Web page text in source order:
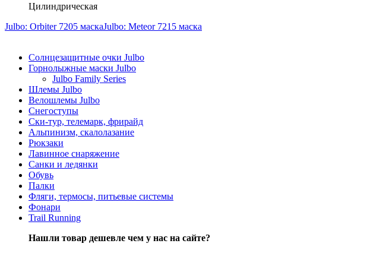
Цилиндрическая
Julbo: Orbiter 7205 маскаJulbo: Meteor 7215 маска
Солнцезащитные очки Julbo
Горнолыжные маски Julbo
Julbo Family Series
Шлемы Julbo
Велошлемы Julbo
Снегоступы
Ски-тур, телемарк, фрирайд
Альпинизм, скалолазание
Рюкзаки
Лавинное снаряжение
Санки и ледянки
Обувь
Палки
Фляги, термосы, питьевые системы
Фонари
Trail Running
Нашли товар дешевле чем у нас на сайте?